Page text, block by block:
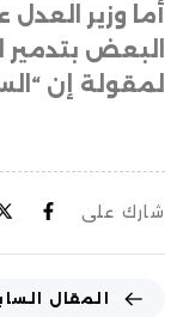
أما وزير
البعض
لمقولة إن
شارك على
المقال